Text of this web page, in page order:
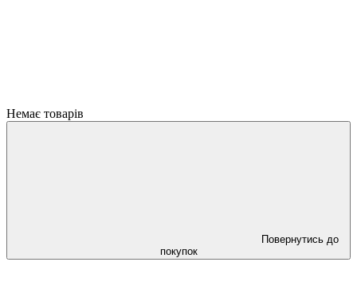
Немає товарів
Повернутись до
покупок